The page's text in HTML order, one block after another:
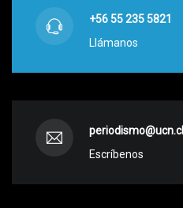
+56 55 235 5821
Llámanos
periodismo@ucn.cl
Escríbenos